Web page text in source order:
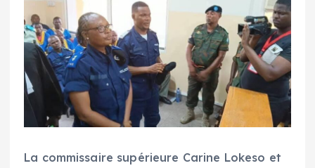
La commissaire supérieure Carine Lokeso et